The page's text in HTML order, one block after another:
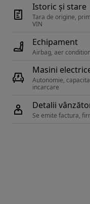
Istoric și stare
Tara de origine,
Echipament
Airbag, aer
Masini
Autonomie,
Detalii
Se emite factura,